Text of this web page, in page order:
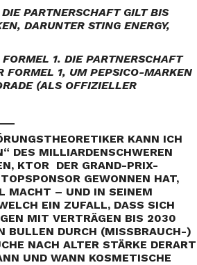
PARTNERSCHAFT GILT BIS
DARUNTER STING ENERGY,
1. DIE PARTNERSCHAFT
FORMEL 1, UM PEPSICO-MARKEN
(ALS OFFIZIELLER
KANN ICH
DES MILLIARDENSCHWEREN
KTOR DER GRAND-PRIX-
GEWONNEN HAT,
MACHT – UND IN SEINEM
ELCH EIN ZUFALL, DASS SICH
MIT VERTRÄGEN BIS 2030
BULLEN DURCH (MISSBRAUCH-)
NACH ALTER STÄRKE DERART
UND WANN KOSMETISCHE